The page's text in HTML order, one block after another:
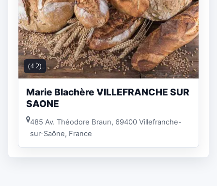
(4.2)
Marie Blachère VILLEFRANCHE SUR
SAONE
485 Av. Théodore Braun, 69400 Villefranche-
sur-Saône, France